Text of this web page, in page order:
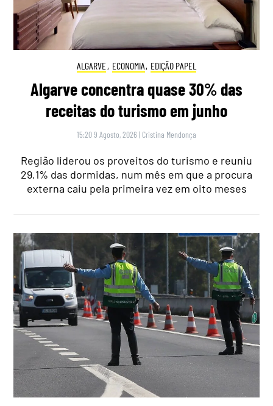
ALGARVE, ECONOMIA, EDIÇÃO PAPEL
Algarve concentra quase 30% das
receitas do turismo em junho
15:20 9 Agosto, 2026 | Cristina Mendonça
Região liderou os proveitos do turismo e reuniu
29,1% das dormidas, num mês em que a procura
externa caiu pela primeira vez em oito meses